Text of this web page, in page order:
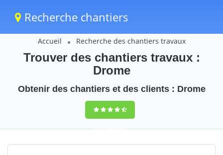
Recherche chantiers
Accueil Recherche des chantiers travaux
Trouver des chantiers travaux :
Drome
Obtenir des chantiers et des clients : Drome
9,5(100%)82
votes